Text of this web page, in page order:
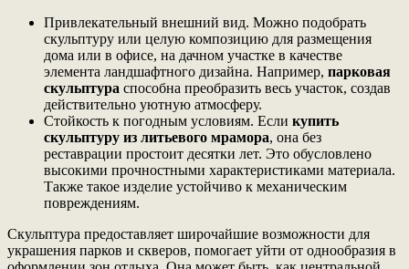
Привлекательный внешний вид. Можно подобрать
скульптуру или целую композицию для размещения
дома или в офисе, на дачном участке в качестве
элемента ландшафтного дизайна. Например, парковая
скульптура способна преобразить весь участок, создав
действительно уютную атмосферу.
Стойкость к погодным условиям. Если купить
скульптуру из литьевого мрамора, она без
реставрации простоит десятки лет. Это обусловлено
высокими прочностными характеристиками материала.
Также такое изделие устойчиво к механическим
повреждениям.
Скульптура предоставляет широчайшие возможности для
украшения парков и скверов, помогает уйти от однообразия в